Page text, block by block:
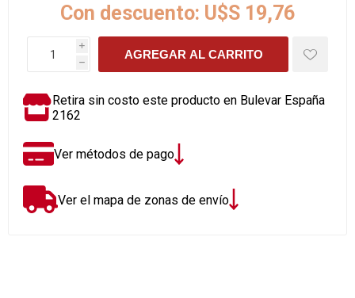
Con descuento: U$S 19,76
i
h
AGREGAR AL CARRITO
Retira sin costo este producto en Bulevar España
2162
Ver métodos de pago
Ver el mapa de zonas de envío